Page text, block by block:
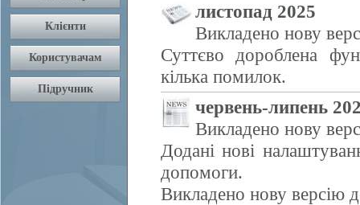
листопад 2025
Викладено нову
Суттєво дороблена
кілька помилок.
червень-липень
Викладено нову
Додані нові
допомоги.
Викладено нову версію